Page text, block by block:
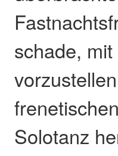
schade,
Solotanz